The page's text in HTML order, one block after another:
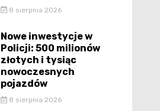
8 sierpnia 2026
Nowe inwestycje w
Policji: 500 milionów
złotych i tysiąc
nowoczesnych
pojazdów
8 sierpnia 2026